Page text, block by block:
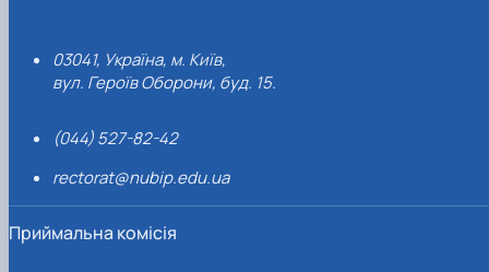
03041, Україна, м. Київ,
вул. Героїв Оборони, буд. 15.
(044) 527-82-42
rectorat@nubip.edu.ua
Приймальна комісія